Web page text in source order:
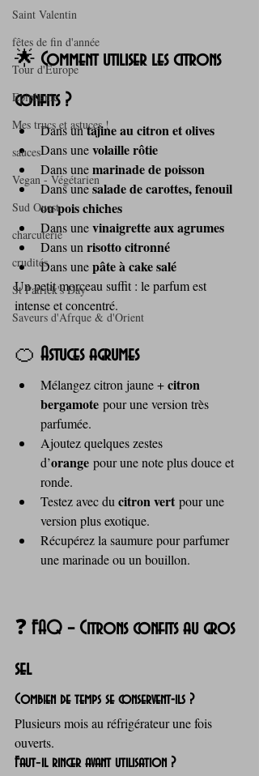
Saint Valentin
fêtes de fin d'année
Tour d'Europe
Epiphanie
Mes trucs et astuces !
sauces
Vegan - Végétarien
Sud Ouest
charcuterie
crudités
St Patrick's Day
Saveurs d'Afrque & d'Orient
🌟 Comment utiliser les citrons
confits ?
Dans un tajine au citron et olives
Dans une volaille rôtie
Dans une marinade de poisson
Dans une salade de carottes, fenouil
ou pois chiches
Dans une vinaigrette aux agrumes
Dans un risotto citronné
Dans une pâte à cake salé
Un petit morceau suffit : le parfum est
intense et concentré.
🍊 Astuces agrumes
Mélangez citron jaune + citron
bergamote pour une version très
parfumée.
Ajoutez quelques zestes
d’orange pour une note plus douce et
ronde.
Testez avec du citron vert pour une
version plus exotique.
Récupérez la saumure pour parfumer
une marinade ou un bouillon.
❓ FAQ – Citrons confits au gros
sel
Combien de temps se conservent-ils ?
Plusieurs mois au réfrigérateur une fois
ouverts.
Faut‑il rincer avant utilisation ?